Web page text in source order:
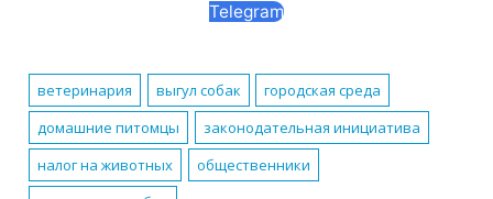
Telegram
ветеринария выгул собак
городская среда
домашние питомцы
законодательная инициатива
налог на животных
общественники